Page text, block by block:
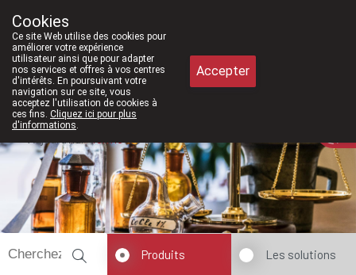
Produits Les solutions
Cookies
Ce site Web utilise des cookies pour
améliorer votre expérience
utilisateur ainsi que pour adapter
nos services et offres à vos centres
d'intérêts. En poursuivant votre
navigation sur ce site, vous
acceptez l'utilisation de cookies à
ces fins. Cliquez ici pour plus
d'informations.
Accepter